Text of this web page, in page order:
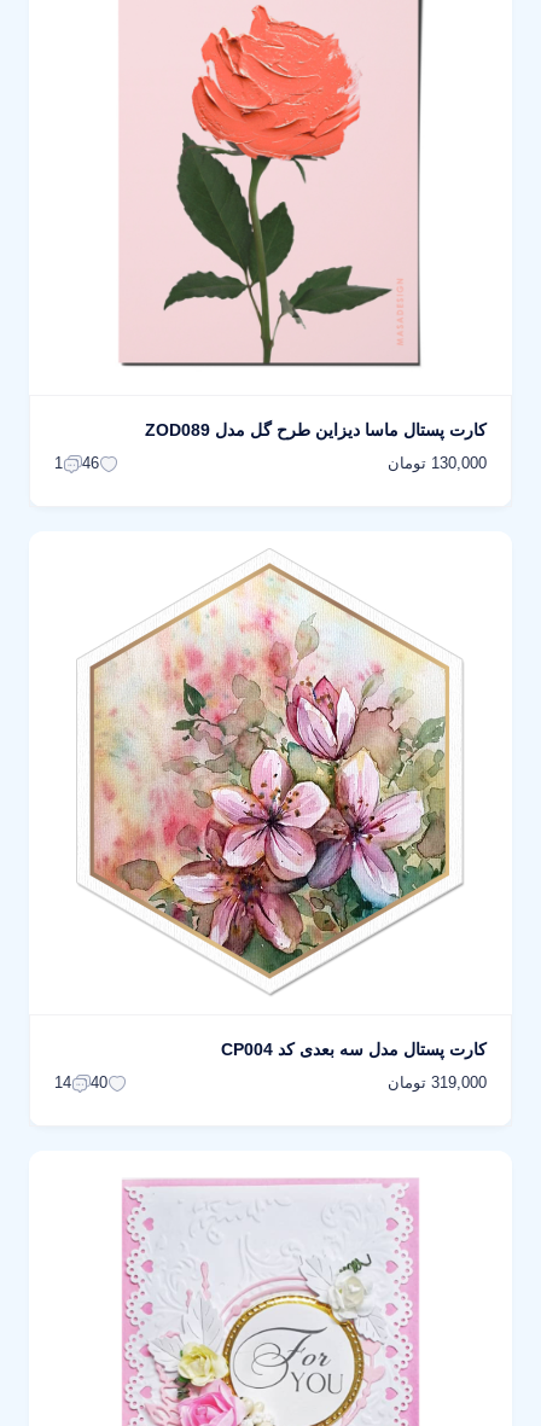
کارت پستال ماسا دیزاین طرح گل مدل ZOD089
130,000 تومان 46
1
کارت پستال مدل سه بعدی کد CP004
319,000 تومان 40
14